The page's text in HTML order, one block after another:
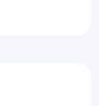
местной